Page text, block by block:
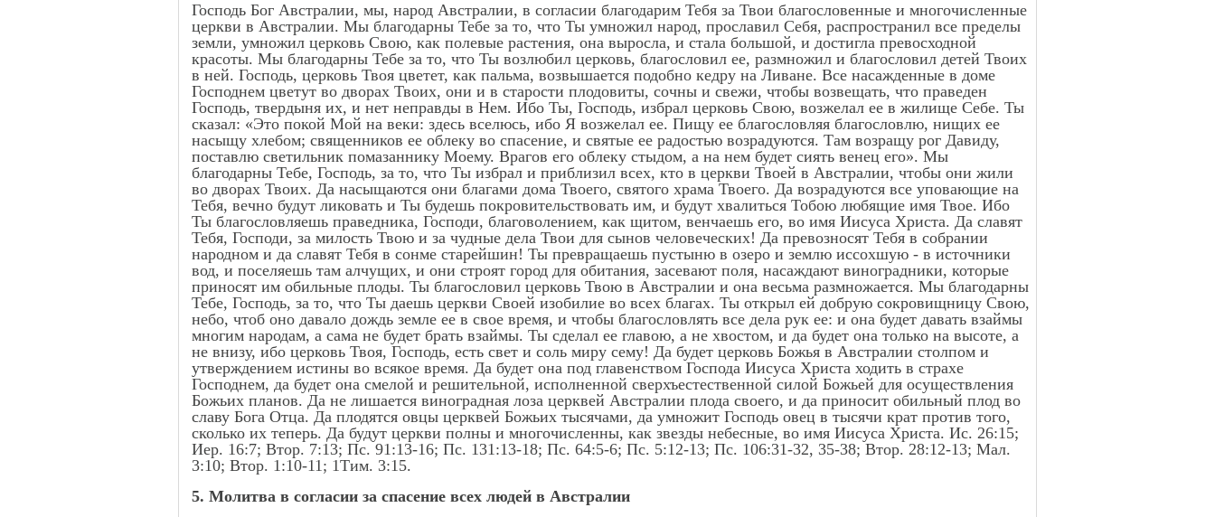
Господь Бог Австралии, мы, народ Австралии, в согласии благодарим Тебя за Твои благословенные и многочисленные
церкви в Австралии. Мы благодарны Тебе за то, что Ты умножил народ, прославил Себя, распространил все пределы
земли, умножил церковь Свою, как полевые растения, она выросла, и стала большой, и достигла превосходной
красоты. Мы благодарны Тебе за то, что Ты возлюбил церковь, благословил ее, размножил и благословил детей Твоих
в ней. Господь, церковь Твоя цветет, как пальма, возвышается подобно кедру на Ливане. Все насажденные в доме
Господнем цветут во дворах Твоих, они и в старости плодовиты, сочны и свежи, чтобы возвещать, что праведен
Господь, твердыня их, и нет неправды в Нем. Ибо Ты, Господь, избрал церковь Свою, возжелал ее в жилище Себе. Ты
сказал: «Это покой Мой на веки: здесь вселюсь, ибо Я возжелал ее. Пищу ее благословляя благословлю, нищих ее
насыщу хлебом; священников ее облеку во спасение, и святые ее радостью возрадуются. Там возращу рог Давиду,
поставлю светильник помазаннику Моему. Врагов его облеку стыдом, а на нем будет сиять венец его». Мы
благодарны Тебе, Господь, за то, что Ты избрал и приблизил всех, кто в церкви Твоей в Австралии, чтобы они жили
во дворах Твоих. Да насыщаются они благами дома Твоего, святого храма Твоего. Да возрадуются все уповающие на
Тебя, вечно будут ликовать и Ты будешь покровительствовать им, и будут хвалиться Тобою любящие имя Твое. Ибо
Ты благословляешь праведника, Господи, благоволением, как щитом, венчаешь его, во имя Иисуса Христа. Да славят
Тебя, Господи, за милость Твою и за чудные дела Твои для сынов человеческих! Да превозносят Тебя в собрании
народном и да славят Тебя в сонме старейшин! Ты превращаешь пустыню в озеро и землю иссохшую - в источники
вод, и поселяешь там алчущих, и они строят город для обитания, засевают поля, насаждают виноградники, которые
приносят им обильные плоды. Ты благословил церковь Твою в Австралии и она весьма размножается. Мы благодарны
Тебе, Господь, за то, что Ты даешь церкви Своей изобилие во всех благах. Ты открыл ей добрую сокровищницу Свою,
небо, чтоб оно давало дождь земле ее в свое время, и чтобы благословлять все дела рук ее: и она будет давать взаймы
многим народам, а сама не будет брать взаймы. Ты сделал ее главою, а не хвостом, и да будет она только на высоте, а
не внизу, ибо церковь Твоя, Господь, есть свет и соль миру сему! Да будет церковь Божья в Австралии столпом и
утверждением истины во всякое время. Да будет она под главенством Господа Иисуса Христа ходить в страхе
Господнем, да будет она смелой и решительной, исполненной сверхъестественной силой Божьей для осуществления
Божьих планов. Да не лишается виноградная лоза церквей Австралии плода своего, и да приносит обильный плод во
славу Бога Отца. Да плодятся овцы церквей Божьих тысячами, да умножит Господь овец в тысячи крат против того,
сколько их теперь. Да будут церкви полны и многочисленны, как звезды небесные, во имя Иисуса Христа. Ис. 26:15;
Иер. 16:7; Втор. 7:13; Пс. 91:13-16; Пс. 131:13-18; Пс. 64:5-6; Пс. 5:12-13; Пс. 106:31-32, 35-38; Втор. 28:12-13; Мал.
3:10; Втор. 1:10-11; 1Тим. 3:15.
5. Молитва в согласии за спасение всех людей в Австралии